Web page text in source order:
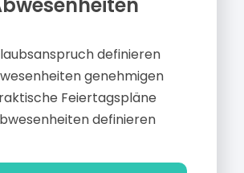
definieren
genehmigen
Feiertagspläne
definieren